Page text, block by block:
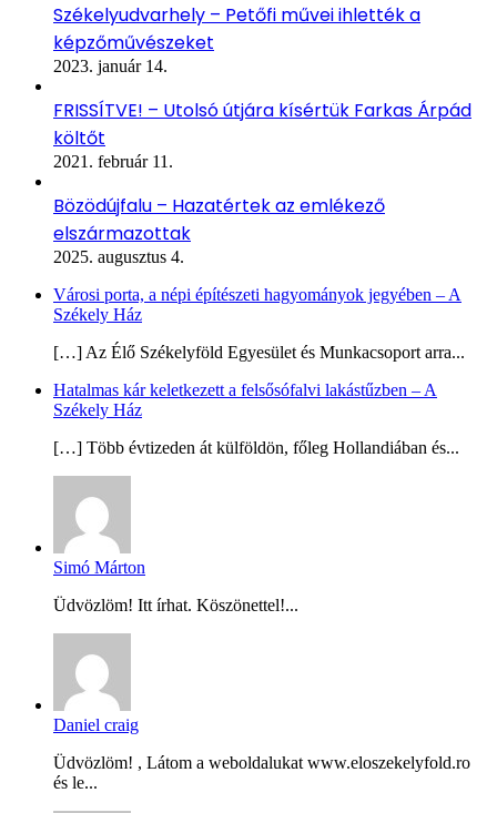
Székelyudvarhely – Petőfi művei ihlették a
képzőművészeket
2023. január 14.
FRISSÍTVE! – Utolsó útjára kísértük Farkas Árpád
költőt
2021. február 11.
Bözödújfalu – Hazatértek az emlékező
elszármazottak
2025. augusztus 4.
Városi porta, a népi építészeti hagyományok jegyében – A
Székely Ház
[…] Az Élő Székelyföld Egyesület és Munkacsoport arra...
Hatalmas kár keletkezett a felsősófalvi lakástűzben – A
Székely Ház
[…] Több évtizeden át külföldön, főleg Hollandiában és...
Simó Márton
Üdvözlöm! Itt írhat. Köszönettel!...
Daniel craig
Üdvözlöm! , Látom a weboldalukat www.eloszekelyfold.ro
és le...